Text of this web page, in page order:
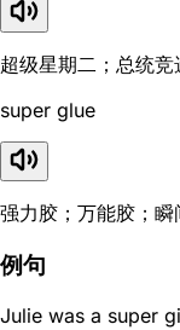
超级星期二；总统竞
super glue
强力胶；万能胶；瞬
例句
Julie was a super